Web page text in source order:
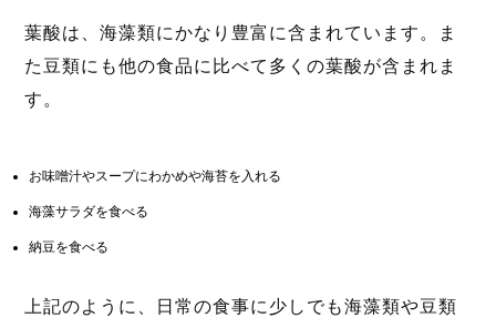
葉酸は、海藻類にかなり豊富に含まれています。ま
た豆類にも他の食品に比べて多くの葉酸が含まれま
す。
お味噌汁やスープにわかめや海苔を入れる
海藻サラダを食べる
納豆を食べる
上記のように、日常の食事に少しでも海藻類や豆類